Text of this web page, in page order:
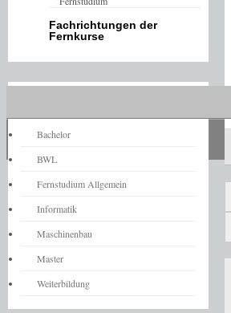
Fachrichtungen der
Fernkurse
Bachelor
BWL
Fernstudium Allgemein
Informatik
Maschinenbau
Master
Weiterbildung